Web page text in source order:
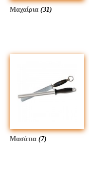
Μαχαίρια (31)
Μασάτια (7)